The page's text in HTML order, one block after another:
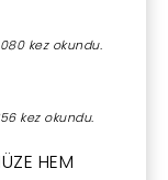
kez okundu.
kez okundu.
HEM